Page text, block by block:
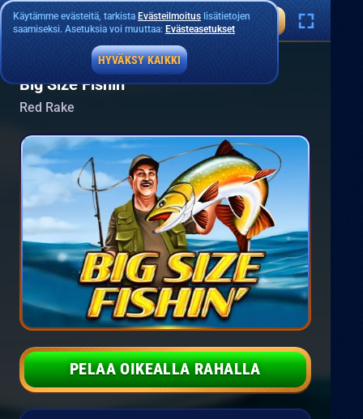
Big Size Fishin'
Red Rake
PELAA OIKEALLA RAHALLA
Käytämme evästeitä, tarkista Evästeilmoitus lisätietojen
saamiseksi. Asetuksia voi muuttaa: Evästeasetukset
HYVÄKSY KAIKKI